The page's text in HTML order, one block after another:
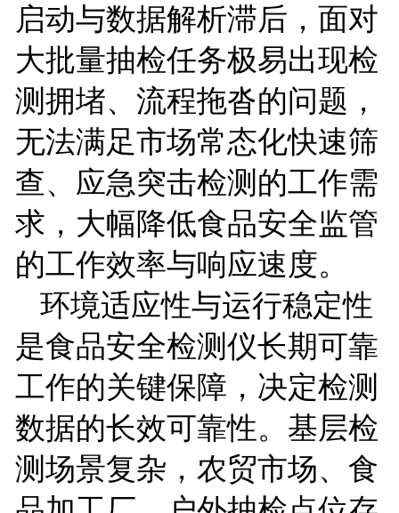
启动与数据解析滞后，面对
大批量抽检任务极易出现检
测拥堵、流程拖沓的问题，
无法满足市场常态化快速筛
查、应急突击检测的工作需
求，大幅降低食品安全监管
的工作效率与响应速度。
环境适应性与运行稳定性
是食品安全检测仪长期可靠
工作的关键保障，决定检测
数据的长效可靠性。基层检
测场景复杂，农贸市场、食